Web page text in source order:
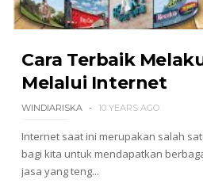
Cara Terbaik
Melalui Internet
WINDIARISKA 10 YEARS AGO
Internet saat ini merupakan salah
bagi kita untuk mendapatkan
jasa yang teng...